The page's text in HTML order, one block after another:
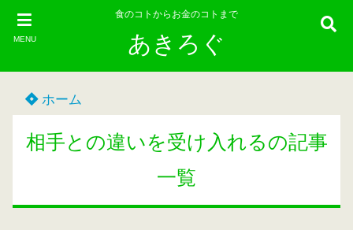
MENU
食のコトからお金のコトまで
あきろぐ
ホーム
相手との違いを受け入れるの記事
一覧